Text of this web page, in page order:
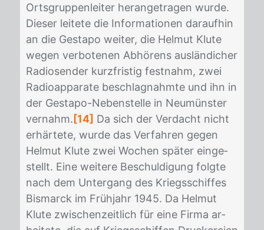
Orts­grup­pen­lei­ter her­an­ge­tra­gen wur­de.
Die­ser lei­te­te die In­for­ma­tio­nen dar­auf­hin
an die Ge­sta­po wei­ter, die Hel­mut Klu­te
we­gen ver­bo­te­nen Ab­hö­rens aus­län­di­cher
Ra­dio­sen­der kurz­fris­tig fest­nahm, zwei
Ra­dio­ap­pa­ra­te be­schlag­nahm­te und ihn in
der Ge­sta­po-Ne­ben­stel­le in Neu­müns­ter
ver­nahm. [14] Da sich der Ver­dacht nicht
er­här­te­te, wur­de das Ver­fah­ren ge­gen
Hel­mut Klu­te zwei Wo­chen spä­ter ein­ge­
stellt. Eine wei­te­re Be­schul­di­gung folg­te
nach dem Un­ter­gang des Kriegs­schif­fes
Bis­marck im Früh­jahr 1945. Da Hel­mut
Klu­te zwi­schen­zeit­lich für eine Fir­ma ar­